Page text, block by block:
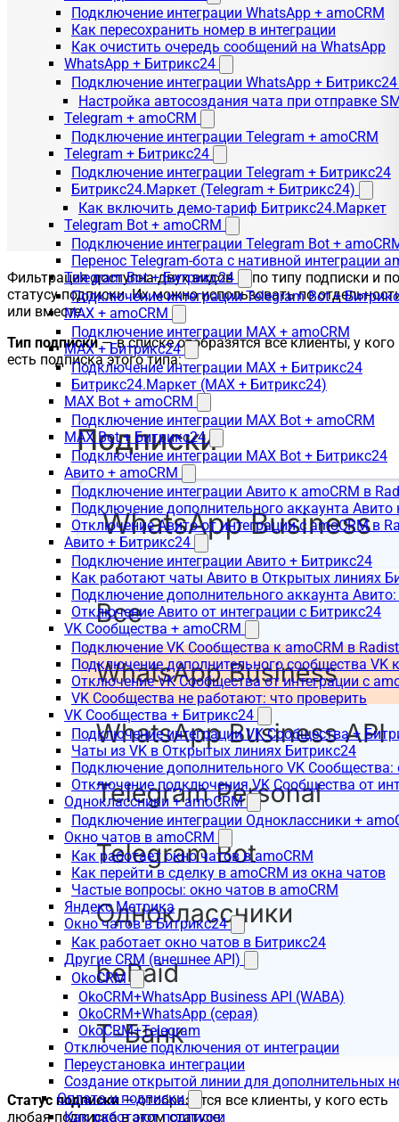
Подключение интеграции WhatsApp + amoCRM
Как пересохранить номер в интеграции
Как очистить очередь сообщений на WhatsApp
WhatsApp + Битрикс24
Подключение интеграции WhatsApp + Битрикс24
Настройка автосоздания чата при отправке
Telegram + amoCRM
Подключение интеграции Telegram + amoCRM
Telegram + Битрикс24
Подключение интеграции Telegram + Битрикс24
Битрикс24.Маркет (Telegram + Битрикс24)
Как включить демо-тариф Битрикс24.Маркет
Telegram Bot + amoCRM
Подключение интеграции Telegram Bot +
Перенос Telegram-бота с нативной интеграции
Telegram Bot + Битрикс24
Подключение интеграции Telegram Bot +
MAX + amoCRM
Подключение интеграции MAX + amoCRM
MAX + Битрикс24
Подключение интеграции MAX + Битрикс24
Битрикс24.Маркет (MAX + Битрикс24)
MAX Bot + amoCRM
Подключение интеграции MAX Bot + amoCRM
MAX Bot + Битрикс24
Подключение интеграции MAX Bot + Битрикс24
Авито + amoCRM
Подключение интеграции Авито к amoCRM в
Подключение дополнительного аккаунта Авито
Отключение Авито от интеграции с amoCRM в
Авито + Битрикс24
Подключение интеграции Авито + Битрикс24
Как работают чаты Авито в Открытых линиях
Подключение дополнительного аккаунта
Отключение Авито от интеграции с Битрикс24
VK Сообщества + amoCRM
Подключение VK Сообщества к amoCRM в
Подключение дополнительного сообщества VK
Отключение VK Сообщества от интеграции с
VK Сообщества не работают: что проверить
VK Сообщества + Битрикс24
Подключение интеграции VK Сообщества +
Чаты из VK в Открытых линиях Битрикс24
Подключение дополнительного VK
Отключение подключения VK Сообщества от
Одноклассники + amoCRM
Подключение интеграции Одноклассники +
Окно чатов в amoCRM
Как работает окно чатов в amoCRM
Как перейти в сделку в amoCRM из окна чатов
Частые вопросы: окно чатов в amoCRM
Яндекс Метрика
Окно чатов в Битрикс24
Как работает окно чатов в Битрикс24
Другие CRM (внешнее API)
OkoCRM
OkoCRM+WhatsApp Business API (WABA)
OkoCRM+WhatsApp (серая)
OkoCRM+Telegram
Отключение подключения от интеграции
Переустановка интеграции
Создание открытой линии для дополнительных
Оплата и подписки
Как работают подписки
Фильтрация доступна двух видов — по типу подписки и по
статусу подписки. Их можно использовать по
или вместе.
Тип подписки— в списке отобразятся все клиенты, у кого
есть подписка этого типа:
Статус подписки— отобразятся все клиенты, у кого есть
любая подписка в этом статусе: